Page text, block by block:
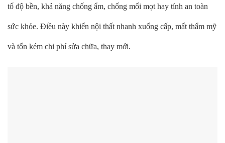
tố độ bền, khả năng chống ẩm, chống mối mọt hay tính an toàn
sức khỏe. Điều này khiến nội thất nhanh xuống cấp, mất thẩm mỹ
và tốn kém chi phí sửa chữa, thay mới.